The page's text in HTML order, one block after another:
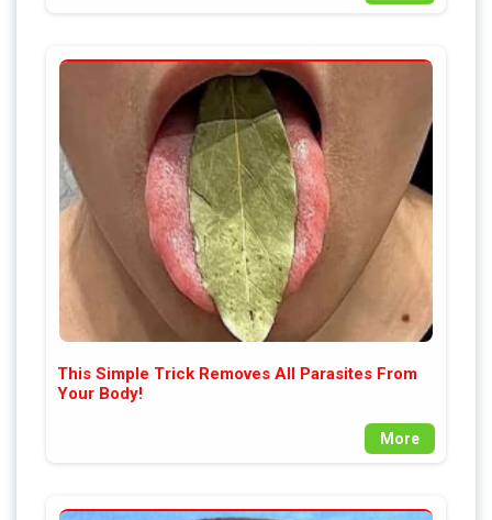
This Simple Trick Removes All Parasites From
Your Body!
More